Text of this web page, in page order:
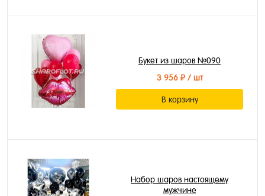
Букет из шаров №090
3 956 ₽/ шт
В корзину
Набор шаров настоящему
мужчине